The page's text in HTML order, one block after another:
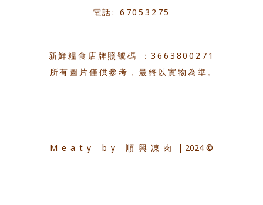
電話: 67053275
新鮮糧食店牌照號碼 ：3663800271
所有圖片僅供參考，最終以實物為準。
Meaty by 順興凍肉 | 2024 ©